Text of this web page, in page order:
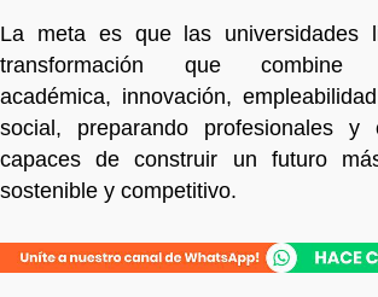
La meta es que las universidades
transformación que combine
académica, innovación,
social, preparando profesionales y
capaces de construir un futuro
sostenible y competitivo.